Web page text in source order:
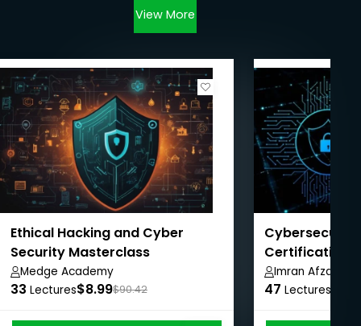
View More
Ethical Hacking and Cyber
Security Masterclass
Medge Academy
33 Lectures$8.99$90.42
Certification
Pathway
Imran Afzal
47 Lectures